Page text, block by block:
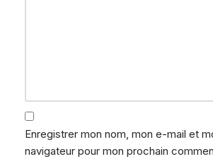
Enregistrer mon nom, mon e-mail et
navigateur pour mon prochain